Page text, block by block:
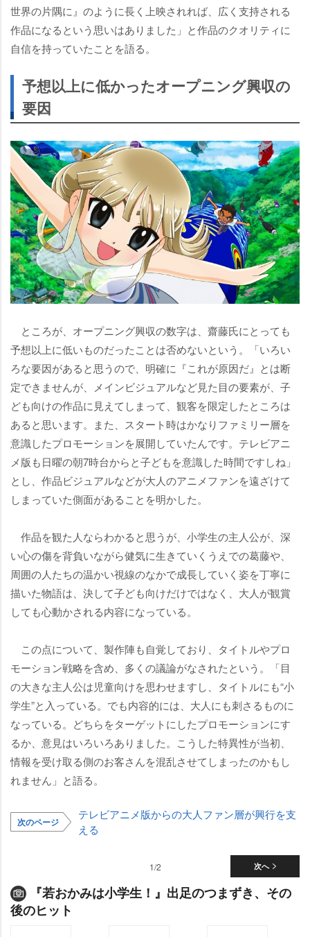
世界の片隅に』のように長く上映されれば、広く支持される
作品になるという思いはありました」と作品のクオリティに
自信を持っていたことを語る。
予想以上に低かったオープニング興収の
要因
ところが、オープニング興収の数字は、齋藤氏にとっても
予想以上に低いものだったことは否めないという。「いろい
ろな要因があると思うので、明確に『これが原因だ』とは断
定できませんが、メインビジュアルなど見た目の要素が、子
ども向けの作品に見えてしまって、観客を限定したところは
あると思います。また、スタート時はかなりファミリー層を
意識したプロモーションを展開していたんです。テレビアニ
メ版も日曜の朝7時台からと子どもを意識した時間ですしね」
とし、作品ビジュアルなどが大人のアニメファンを遠ざけて
しまっていた側面があることを明かした。
作品を観た人ならわかると思うが、小学生の主人公が、深
い心の傷を背負いながら健気に生きていくうえでの葛藤や、
周囲の人たちの温かい視線のなかで成長していく姿を丁寧に
描いた物語は、決して子ども向けだけではなく、大人が観賞
しても心動かされる内容になっている。
この点について、製作陣も自覚しており、タイトルやプロ
モーション戦略を含め、多くの議論がなされたという。「目
の大きな主人公は児童向けを思わせますし、タイトルにも“小
学生”と入っている。でも内容的には、大人にも刺さるものに
なっている。どちらをターゲットにしたプロモーションにす
るか、意見はいろいろありました。こうした特異性が当初、
情報を受け取る側のお客さんを混乱させてしまったのかもし
れません」と語る。
次のページ
テレビアニメ版からの大人ファン層が興行を支
える
次へ
1/2
『若おかみは小学生！』出足のつまずき、その
後のヒット